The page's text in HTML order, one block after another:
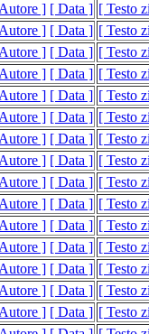
] [ Data ] [ Testo
] [ Data ] [ Testo
] [ Data ] [ Testo
] [ Data ] [ Testo
] [ Data ] [ Testo
] [ Data ] [ Testo
] [ Data ] [ Testo
] [ Data ] [ Testo
] [ Data ] [ Testo
] [ Data ] [ Testo
] [ Data ] [ Testo
] [ Data ] [ Testo
] [ Data ] [ Testo
] [ Data ] [ Testo
] [ Data ] [ Testo